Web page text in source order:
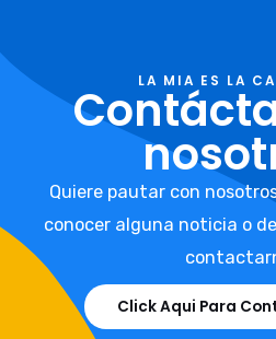
LA MIA ES LA
Quiere pautar con
conocer alguna noticia o
Click Aqui Para